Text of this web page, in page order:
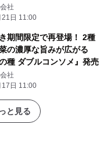
社
日 11:00
期間限定で再登場！ 2種
の濃厚な旨みが広がる
種 ダブルコンソメ』発売
社
日 11:00
と見る